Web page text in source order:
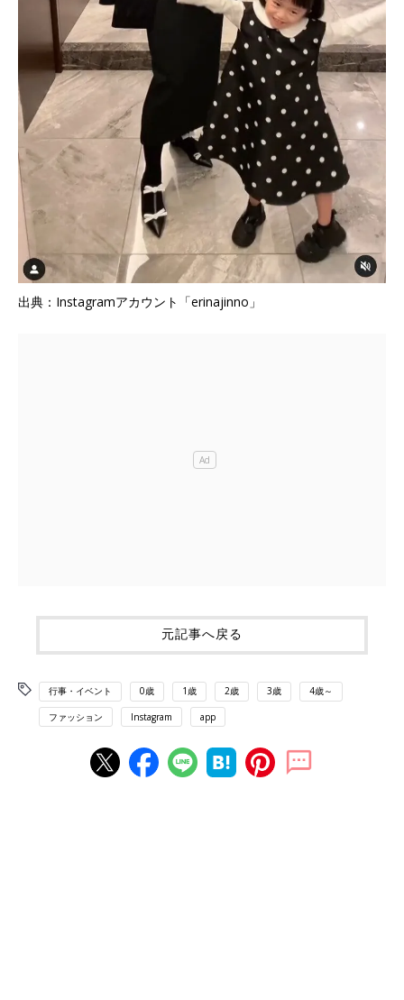
出典：Instagramアカウント「erinajinno」
元記事へ戻る
行事・イベント 0歳 1歳 2歳 3歳 4歳～
ファッション Instagram app